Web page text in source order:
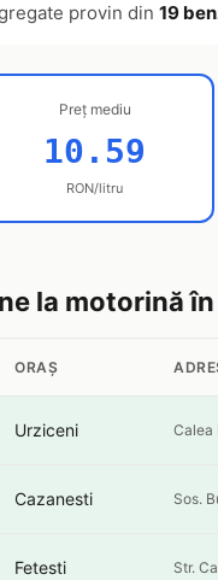
provin din 19
Preț mediu
10.59
RON/litru
la motorină
ORAȘ
Urziceni Calea
Cazanesti Sos.
Fetesti Str.